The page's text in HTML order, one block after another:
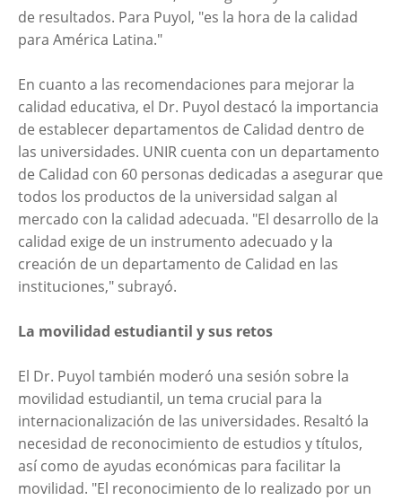
de resultados. Para Puyol, "es la hora de la calidad
para América Latina."
En cuanto a las recomendaciones para mejorar la
calidad educativa, el Dr. Puyol destacó la importancia
de establecer departamentos de Calidad dentro de
las universidades. UNIR cuenta con un departamento
de Calidad con 60 personas dedicadas a asegurar que
todos los productos de la universidad salgan al
mercado con la calidad adecuada. "El desarrollo de la
calidad exige de un instrumento adecuado y la
creación de un departamento de Calidad en las
instituciones," subrayó.
La movilidad estudiantil y sus retos
El Dr. Puyol también moderó una sesión sobre la
movilidad estudiantil, un tema crucial para la
internacionalización de las universidades. Resaltó la
necesidad de reconocimiento de estudios y títulos,
así como de ayudas económicas para facilitar la
movilidad. "El reconocimiento de lo realizado por un